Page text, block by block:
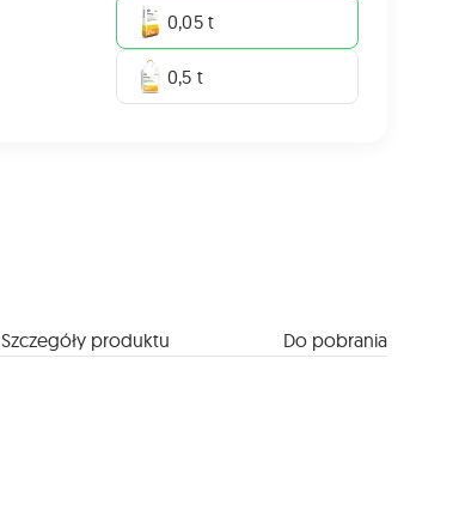
0,05 t
0,5 t
Szczegóły produktu Do pobrania